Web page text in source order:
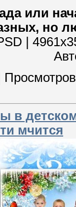
или
но
|
в
мчится